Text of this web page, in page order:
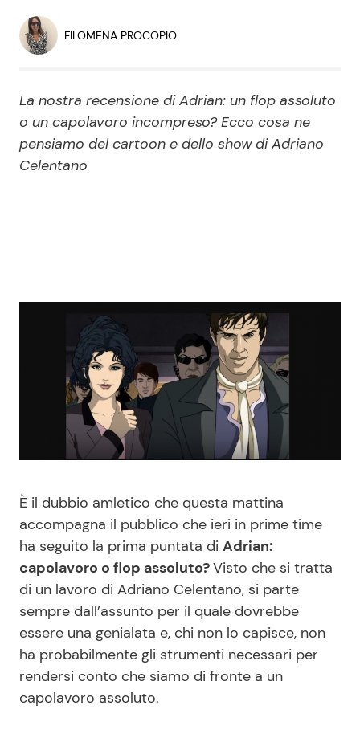
Economia
Persone Scomparse
Politica Reality e Talent
Soap Opera
News Spettacolo
Benessere
Mondo Mamma
News benessere
Salute
Viaggi e Turismo
Festività
Cucina e Ricette
Consigli di Cucina
Le Ricette in TV
Primi Piatti
Ricette Facili e Veloci
Ricette Feste
FILOMENA PROCOPIO
La nostra recensione di Adrian: un flop assoluto
o un capolavoro incompreso? Ecco cosa ne
pensiamo del cartoon e dello show di Adriano
Celentano
È il dubbio amletico che questa mattina
accompagna il pubblico che ieri in prime time
ha seguito la prima puntata di Adrian:
capolavoro o flop assoluto?Visto che si tratta
di un lavoro di Adriano Celentano, si parte
sempre dall’assunto per il quale dovrebbe
essere una genialata e, chi non lo capisce, non
ha probabilmente gli strumenti necessari per
rendersi conto che siamo di fronte a un
capolavoro assoluto.